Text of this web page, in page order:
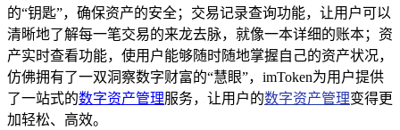
的“钥匙”，确保资产的安全；交易记录查询功能，让用户可以
清晰地了解每一笔交易的来龙去脉，就像一本详细的账本；资
产实时查看功能，使用户能够随时随地掌握自己的资产状况，
仿佛拥有了一双洞察数字财富的“慧眼”，imToken为用户提供
了一站式的数字资产管理服务，让用户的数字资产管理变得更
加轻松、高效。